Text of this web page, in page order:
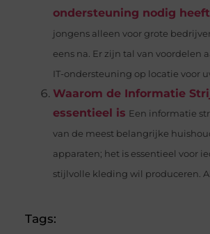
ondersteuning nodig heeft
jongens alleen voor grote
eens na. Er zijn tal van voordelen
IT-ondersteuning op locatie voor
Waarom de Informatie
essentieel is Een informatie
van de meest belangrijke
apparaten; het is essentieel voor
stijlvolle kleding wil produceren.
Tags: